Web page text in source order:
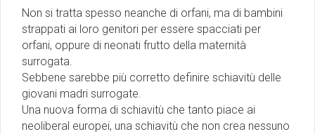
Non si tratta spesso neanche di orfani, ma di bambini
strappati ai loro genitori per essere spacciati per
orfani, oppure di neonati frutto della maternità
surrogata.
Sebbene sarebbe più corretto definire schiavitù delle
giovani madri surrogate.
Una nuova forma di schiavitù che tanto piace ai
neoliberal europei, una schiavitù che non crea nessuno